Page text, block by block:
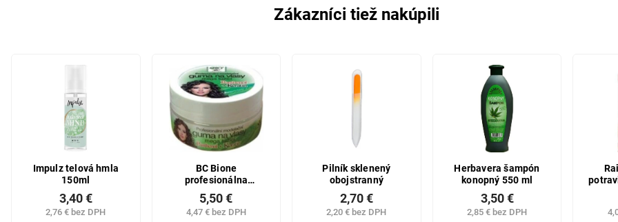
Zákazníci tiež nakúpili
Impulz telová hmla
150ml
2,76 € bez DPH
3,40 €
BC Bione
profesionálna
modelačná guma na
vlasy Mega tužiaca
150 ml
4,47 € bez DPH
5,50 €
Pilník sklenený
obojstranný
2,20 € bez DPH
2,70 €
Herbavera šampón
konopný 550 ml
2,85 € bez DPH
3,50 €